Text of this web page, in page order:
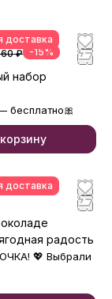
доставка
₽ -15%
набор
бесплатно🎀
доставка
радость
💖 Выбрали